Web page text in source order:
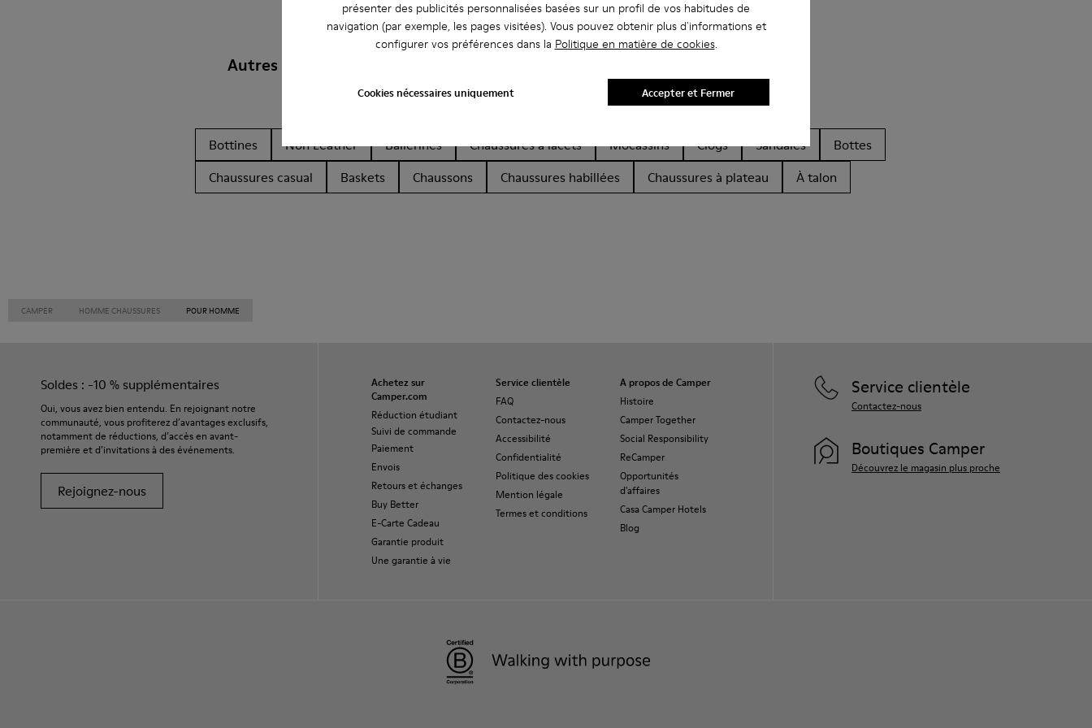
présenter des publicités personnalisées basées sur un profil de vos habitudes de
navigation (par exemple, les pages visitées). Vous pouvez obtenir plus d'informations et
configurer vos préférences dans la Politique en matière de cookies.
Cookies nécessaires uniquement Accepter et Fermer
Autres Catégories
Bottines Non Leather Ballerines Chaussures à lacets Mocassins Clogs Sandales
Bottes
Chaussures casual
Baskets Chaussons Chaussures habillées Chaussures à plateau À talon
CAMPER HOMME CHAUSSURES POUR HOMME
Soldes : -10 % supplémentaires
Oui, vous avez bien entendu. En rejoignant notre
communauté, vous profiterez d’avantages exclusifs,
notamment de réductions, d’accès en avant-
première et d’invitations à des événements.
Rejoignez-nous
Achetez sur
Camper.com
Réduction étudiant
Suivi de commande
Paiement
Envois
Retours et échanges
Buy Better
E-Carte Cadeau
Garantie produit
Une garantie à vie
Service clientèle
FAQ
Contactez-nous
Accessibilité
Confidentialité
Politique des cookies
Mention légale
Termes et conditions
A propos de Camper
Histoire
Camper Together
Social Responsibility
ReCamper
Opportunités
d'affaires
Casa Camper Hotels
Blog
Service clientèle
Contactez-nous
Boutiques Camper
Découvrez le magasin plus proche